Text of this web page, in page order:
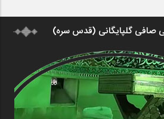
صافی گلپایگانی (قدس سره)